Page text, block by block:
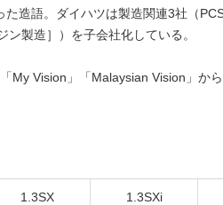
造語。ダイハツは製造関連3社（
製造］）を子会社化している。
My Vision」「Malaysian Vision」か
1.3SX 1.3SXi